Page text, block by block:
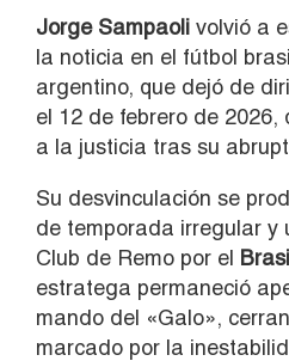
Jorge Sampaoli volvió a
la noticia en el fútbol
argentino, que dejó de
el 12 de febrero de 2026,
a la justicia tras su
Su desvinculación se
de temporada irregular y
Club de Remo por el
estratega permaneció
mando del «Galo»,
marcado por la